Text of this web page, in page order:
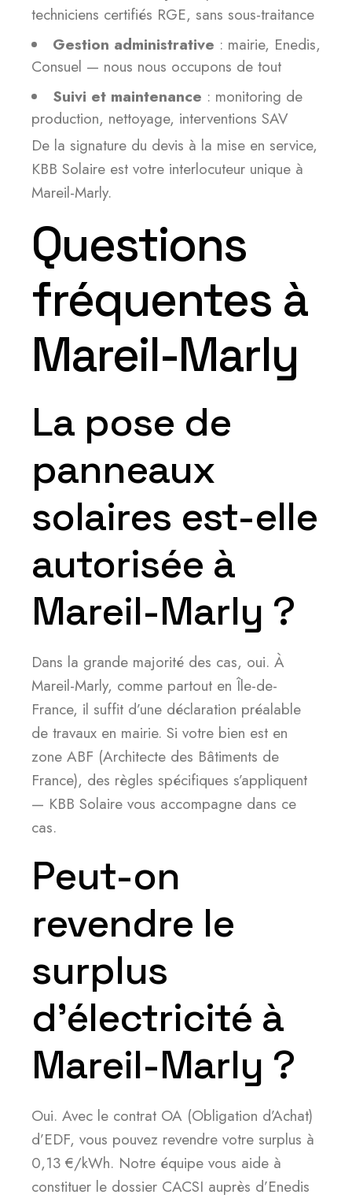
techniciens certifiés RGE, sans sous-traitance
Gestion administrative : mairie, Enedis,
Consuel — nous nous occupons de tout
Suivi et maintenance : monitoring de
production, nettoyage, interventions SAV
De la signature du devis à la mise en service,
KBB Solaire est votre interlocuteur unique à
Mareil-Marly.
Questions
fréquentes à
Mareil-Marly
La pose de
panneaux
solaires est-elle
autorisée à
Mareil-Marly ?
Dans la grande majorité des cas, oui. À
Mareil-Marly, comme partout en Île-de-
France, il suffit d’une déclaration préalable
de travaux en mairie. Si votre bien est en
zone ABF (Architecte des Bâtiments de
France), des règles spécifiques s’appliquent
— KBB Solaire vous accompagne dans ce
cas.
Peut-on
revendre le
surplus
d’électricité à
Mareil-Marly ?
Oui. Avec le contrat OA (Obligation d’Achat)
d’EDF, vous pouvez revendre votre surplus à
0,13 €/kWh. Notre équipe vous aide à
constituer le dossier CACSI auprès d’Enedis